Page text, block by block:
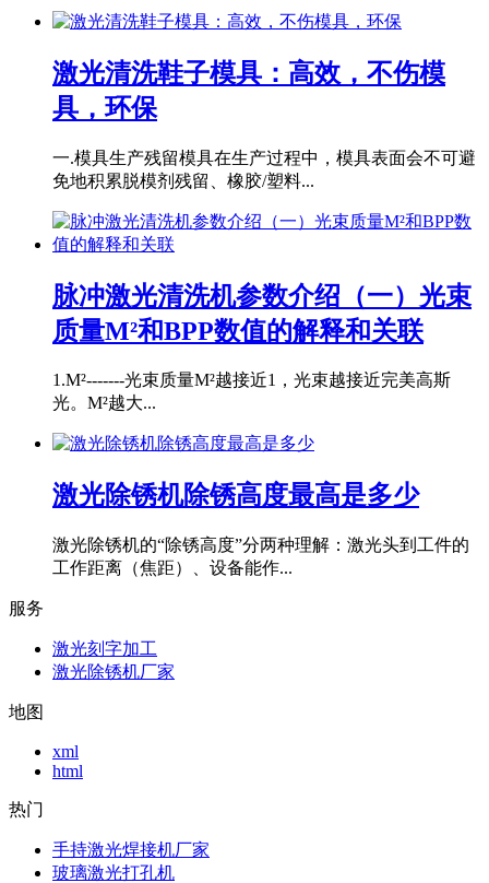
激光清洗鞋子模具：高效，不伤模
具，环保
一.模具生产残留模具在生产过程中，模具表面会不可避
免地积累脱模剂残留、橡胶/塑料...
脉冲激光清洗机参数介绍（一）光束
质量M²和BPP数值的解释和关联
1.M²-------光束质量M²越接近1，光束越接近完美高斯
光。M²越大...
激光除锈机除锈高度最高是多少
激光除锈机的“除锈高度”分两种理解：激光头到工件的
工作距离（焦距）、设备能作...
服务
激光刻字加工
激光除锈机厂家
地图
xml
html
热门
手持激光焊接机厂家
玻璃激光打孔机